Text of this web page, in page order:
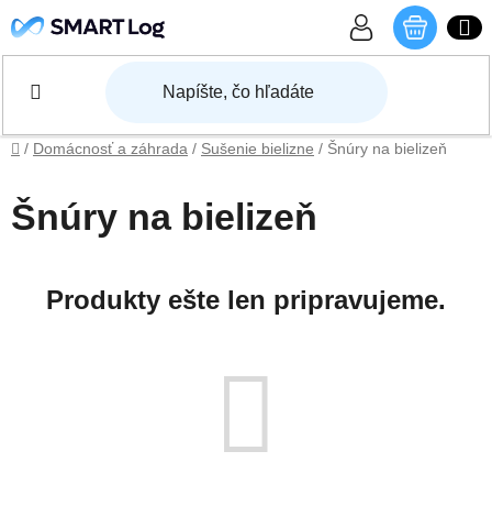
Domov
/ Domácnosť a záhrada / Sušenie bielizne / Šnúry na bielizeň
Šnúry na bielizeň
Produkty ešte len pripravujeme.